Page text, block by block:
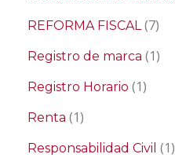
REFORMA FISCAL(7)
Registro de marca (1)
Registro Horario (1)
Renta (1)
Responsabilidad Civil (1)